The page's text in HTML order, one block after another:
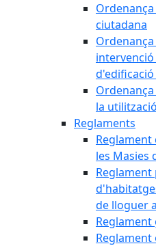
ciutadana
la
Reglaments
Reglament
les Masies
Reglament
de lloguer